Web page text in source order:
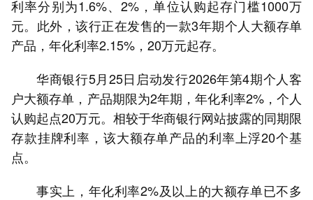
利率分别为1.6%、2%，单位认购起存门槛1000万
元。此外，该行正在发售的一款3年期个人大额存单
产品，年化利率2.15%，20万元起存。
华商银行5月25日启动发行2026年第4期个人客
户大额存单，产品期限为2年期，年化利率2%，个人
认购起点20万元。相较于华商银行网站披露的同期限
存款挂牌利率，该大额存单产品的利率上浮20个基
点。
事实上，年化利率2%及以上的大额存单已不多